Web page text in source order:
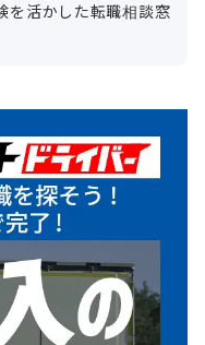
を活かした転職相談窓